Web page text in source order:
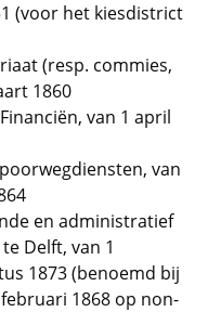
(voor het kiesdistrict
(resp. commies,
1860
van 1 april
van
en administratief
Delft, van 1
1873 (benoemd bij
1868 op non-